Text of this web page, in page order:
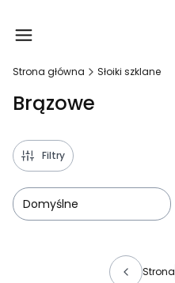
Strona główna Słoiki szklane
Brązowe
Filtry
Domyślne
Lista produktów
Strona